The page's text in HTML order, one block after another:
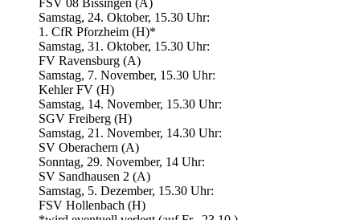
Samstag, 24. Oktober, 15.30 Uhr:
1. CfR Pforzheim (H)*
Samstag, 31. Oktober, 15.30 Uhr:
FV Ravensburg (A)
Samstag, 7. November, 15.30 Uhr:
Kehler FV (H)
Samstag, 14. November, 15.30 Uhr:
SGV Freiberg (H)
Samstag, 21. November, 14.30 Uhr:
SV Oberachern (A)
Sonntag, 29. November, 14 Uhr:
SV Sandhausen 2 (A)
Samstag, 5. Dezember, 15.30 Uhr:
FSV Hollenbach (H)